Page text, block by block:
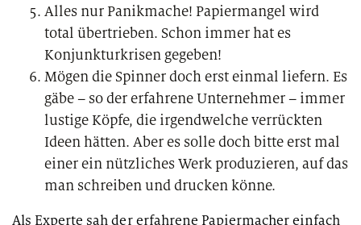
Alles nur Panikmache! Papiermangel wird
total übertrieben. Schon immer hat es
Konjunkturkrisen gegeben!
Mögen die Spinner doch erst einmal liefern. Es
gäbe – so der erfahrene Unternehmer – immer
lustige Köpfe, die irgendwelche verrückten
Ideen hätten. Aber es solle doch bitte erst mal
einer ein nützliches Werk produzieren, auf das
man schreiben und drucken könne.
Als Experte sah der erfahrene Papiermacher einfach